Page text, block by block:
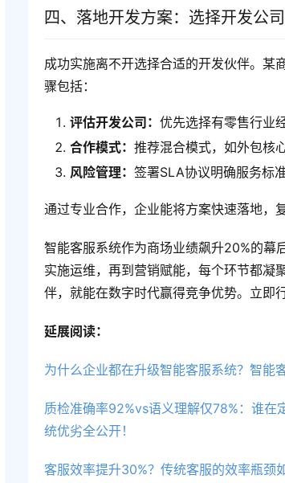
四、落地开发方案：选择开发公
成功实施离不开选择合适的开发伙伴。某
骤包括：
评估开发公司：优先选择有零售行业
合作模式：推荐混合模式，如外包核
风险管理：签署SLA协议明确服务标
通过专业合作，企业能将方案快速落地，
智能客服系统作为商场业绩飙升20%的幕
实施运维，再到营销赋能，每个环节都凝
伴，就能在数字时代赢得竞争优势。立即
延展阅读：
为什么企业都在升级智能客服系统？智能
质检准确率92%vs语义理解仅78%：谁
统优劣全公开！
客服效率提升30%？传统客服的效率瓶颈